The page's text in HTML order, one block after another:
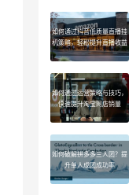
如何通过抖音低质量直播挂
机策略，轻松提升直播收益
如何通过运营策略与技巧，
快速提升淘宝网店销量
如何破解拼多多三人团？提
升单人成团成功率